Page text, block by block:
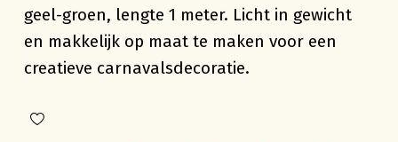
geel-groen, lengte 1 meter. Licht in gewicht
en makkelijk op maat te maken voor een
creatieve carnavalsdecoratie.